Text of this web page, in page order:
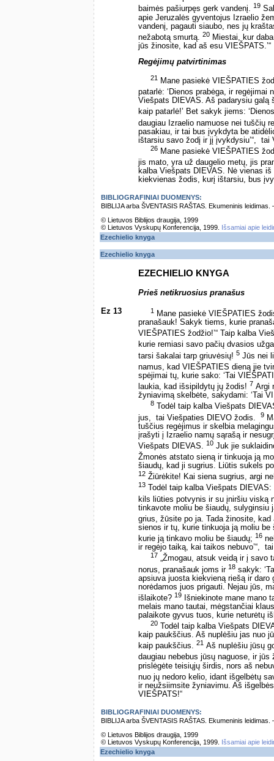
baimės pašiurpęs gerk vandenį. 19
apie Jeruzalės gyventojus Izraelio
vandenį, pagauti siaubo, nes jų
nežabotą smurtą. 20 Miestai, kur
jūs žinosite, kad aš esu VIEŠPATS.’“
Regėjimų patvirtinimas
21
Mane pasiekė VIEŠPATIES
patarlė: ‘Dienos prabėga, ir regėjimai
Viešpats DIEVAS. Aš padarysiu galą
kaip patarlė!’ Bet sakyk jiems:
daugiau Izraelio namuose nei tuščių
pasakiau, ir tai bus įvykdyta be
ištarsiu savo žodį ir jį įvykdysiu’“,
26 Mane pasiekė VIEŠPATIES
jis mato, yra už daugelio metų, jis
kalba Viešpats DIEVAS. Nė vienas
kiekvienas žodis, kurį ištarsiu, bus
BIBLIOGRAFINIAI DUOMENYS:
BIBLIJA arba ŠVENTASIS RAŠTAS. Ekumeninis
© Lietuvos Biblijos draugija, 1999
© Lietuvos Vyskupų Konferencija, 1999.
Išsamiai apie
Ezechielio knyga
Ezechielio knyga
EZECHIELIO KNYGA
Prieš netikruosius pranašus
Ez 13 1
Mane pasiekė VIEŠPATIES
pranašauk! Sakyk tiems, kurie
VIEŠPATIES žodžio!’“ Taip kalba
kurie remiasi savo pačių dvasios
tarsi šakalai tarp griuvėsių! 5 Jūs nei
namus, kad VIEŠPATIES dieną jie
spėjimai tų, kurie sako: ‘Tai
laukia, kad išsipildytų jų žodis! 7 Argi
žyniavimą skelbėte, sakydami: ‘Tai
8 Todėl taip kalba Viešpats
jus, ­ tai Viešpaties DIEVO žodis. ­ 9
tuščius regėjimus ir skelbia
įrašyti į Izraelio namų sąrašą ir
Viešpats DIEVAS. 10 Juk jie
Žmonės atstato sieną ir tinkuoja ją
šiaudų, kad ji sugrius. Liūtis sukels
12 Žiūrėkite! Kai siena sugrius, argi
13 Todėl taip kalba Viešpats
kils liūties potvynis ir su įniršiu viską
tinkavote moliu be šiaudų, sulyginsiu
grius, žūsite po ja. Tada žinosite,
sienos ir tų, kurie tinkuoja ją moliu be
kurie ją tinkavo moliu be šiaudų; 16
ir regėjo taiką, kai taikos nebuvo’“,
17 „Žmogau, atsuk veidą ir į savo
norus, pranašauk joms ir 18 sakyk:
apsiuva juosta kiekvieną riešą ir
norėdamos juos prigauti. Nejau jūs,
išlaikote? 19 Išniekinote mane mano
melais mano tautai, mėgstančiai
palaikote gyvus tuos, kurie neturėtų
20 Todėl taip kalba Viešpats
kaip paukščius. Aš nuplėšiu jas nuo
kaip paukščius. 21 Aš nuplėšiu jūsų
daugiau nebebus jūsų naguose, ir
prislėgėte teisiųjų širdis, nors aš
nuo jų nedoro kelio, idant išgelbėtų
ir neužsiimsite žyniavimu. Aš
VIEŠPATS!“
BIBLIOGRAFINIAI DUOMENYS:
BIBLIJA arba ŠVENTASIS RAŠTAS. Ekumeninis
© Lietuvos Biblijos draugija, 1999
© Lietuvos Vyskupų Konferencija, 1999.
Išsamiai apie
Ezechielio knyga